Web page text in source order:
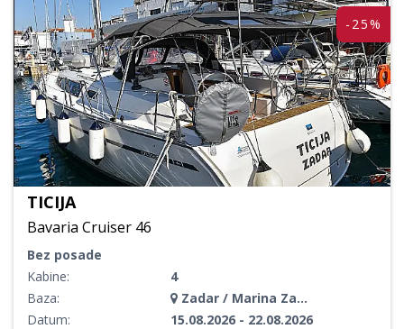
-25%
TICIJA
Bavaria Cruiser 46
Bez posade
Kabine:
4
Baza:
Zadar / Marina Zadar
Datum:
15.08.2026 - 22.08.2026